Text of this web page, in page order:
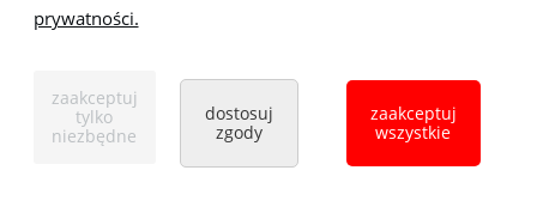
Handlowa 1, 35-103 Rzeszów
Tel:
+48 17 853 90 49 +48 668 191 214
prywatności.
zaakceptuj
tylko
niezbędne
dostosuj
zgody
zaakceptuj
wszystkie